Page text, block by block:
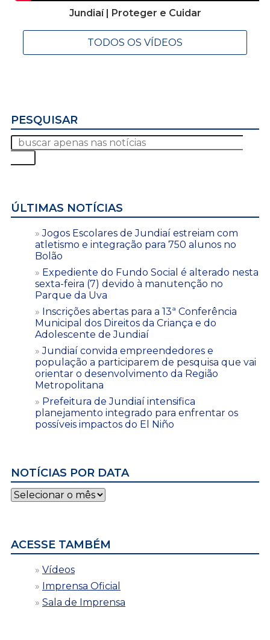
Jundiaí | Proteger e Cuidar
TODOS OS VÍDEOS
PESQUISAR
ÚLTIMAS NOTÍCIAS
Jogos Escolares de Jundiaí estreiam com
atletismo e integração para 750 alunos no
Bolão
Expediente do Fundo Social é alterado nesta
sexta-feira (7) devido à manutenção no
Parque da Uva
Inscrições abertas para a 13ª Conferência
Municipal dos Direitos da Criança e do
Adolescente de Jundiaí
Jundiaí convida empreendedores e
população a participarem de pesquisa que vai
orientar o desenvolvimento da Região
Metropolitana
Prefeitura de Jundiaí intensifica
planejamento integrado para enfrentar os
possíveis impactos do El Niño
NOTÍCIAS POR DATA
Notícias
por
ACESSE TAMBÉM
Vídeos
Imprensa Oficial
Sala de Imprensa